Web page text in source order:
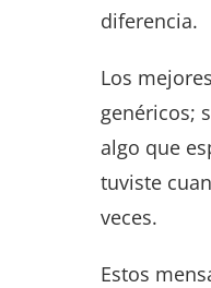
diferencia.
Los
genéricos;
algo que
tuviste
veces.
Estos